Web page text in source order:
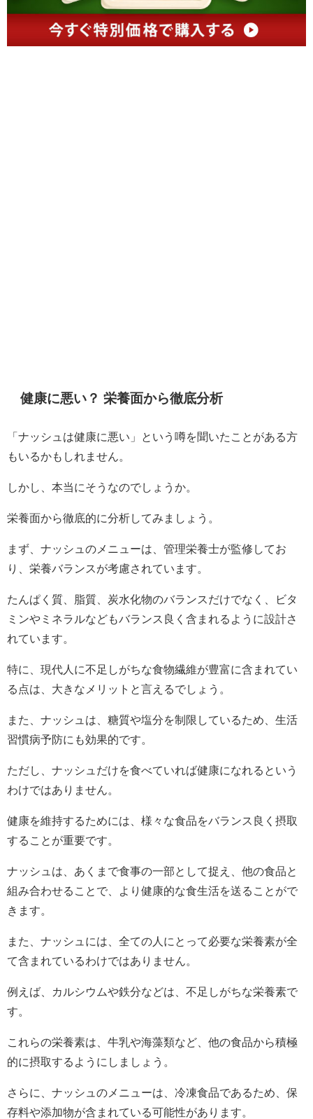
健康に悪い？ 栄養面から徹底分析
「ナッシュは健康に悪い」という噂を聞いたことがある方
もいるかもしれません。
しかし、本当にそうなのでしょうか。
栄養面から徹底的に分析してみましょう。
まず、ナッシュのメニューは、管理栄養士が監修してお
り、栄養バランスが考慮されています。
たんぱく質、脂質、炭水化物のバランスだけでなく、ビタ
ミンやミネラルなどもバランス良く含まれるように設計さ
れています。
特に、現代人に不足しがちな食物繊維が豊富に含まれてい
る点は、大きなメリットと言えるでしょう。
また、ナッシュは、糖質や塩分を制限しているため、生活
習慣病予防にも効果的です。
ただし、ナッシュだけを食べていれば健康になれるという
わけではありません。
健康を維持するためには、様々な食品をバランス良く摂取
することが重要です。
ナッシュは、あくまで食事の一部として捉え、他の食品と
組み合わせることで、より健康的な食生活を送ることがで
きます。
また、ナッシュには、全ての人にとって必要な栄養素が全
て含まれているわけではありません。
例えば、カルシウムや鉄分などは、不足しがちな栄養素で
す。
これらの栄養素は、牛乳や海藻類など、他の食品から積極
的に摂取するようにしましょう。
さらに、ナッシュのメニューは、冷凍食品であるため、保
存料や添加物が含まれている可能性があります。